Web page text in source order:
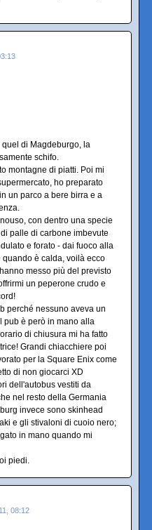
di Magdeburgo, la
schifo.
montagne di piatti. Poi mi
ho preparato
un parco a bere birra e a
con dentro una specie
palle di carbone imbevute
e forato - dai fuoco alla
è calda, voilà ecco
messo più del previsto
un peperone crudo e
perché nessuno aveva un
pub è però in mano alla
di chiusura mi ha fatto
Grandi chiacchiere poi
per la Square Enix come
di non giocarci XD
dell'autobus vestiti da
nel resto della Germania
invece sono skinhead
e gli stivaloni di cuoio nero;
in mano quando mi
piedi.
08:12